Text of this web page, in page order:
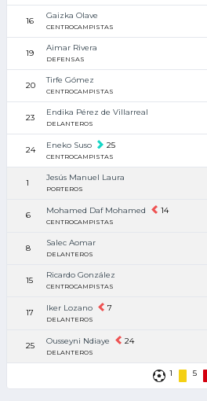
16
Gaizka Olave
CENTROCAMPISTAS
19
Aimar Rivera
DEFENSAS
20
Tirfe Gómez
CENTROCAMPISTAS
23
Endika Pérez de Villarreal
DELANTEROS
24 Eneko Suso 25
CENTROCAMPISTAS
1
Jesús Manuel Laura
PORTEROS
6 Mohamed Daf Mohamed 14
CENTROCAMPISTAS
8
Salec Aomar
DELANTEROS
15
Ricardo González
CENTROCAMPISTAS
17 Iker Lozano 7
DELANTEROS
25 Ousseyni Ndiaye 24
DELANTEROS
1 5